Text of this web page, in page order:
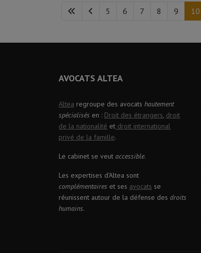
5 6 7 8 9 10
AVOCATS ALTEA
Altea regroupe des avocats hautement
spécialisés en : Droit des étrangers, droit
de la nationalité et droit international
privé de la famille.
Le cabinet se veut accessible.
Les expertises d'Altea sont
complémentaires et ses avocats se
réunissent autour de la défense des droits
humains.